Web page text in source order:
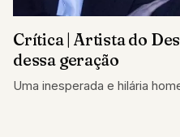
Crítica | Artista do
dessa geração
Uma inesperada e hilária